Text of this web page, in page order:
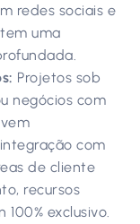
redes sociais e
uma
Projetos sob
negócios com
com
de cliente
recursos
exclusivo.